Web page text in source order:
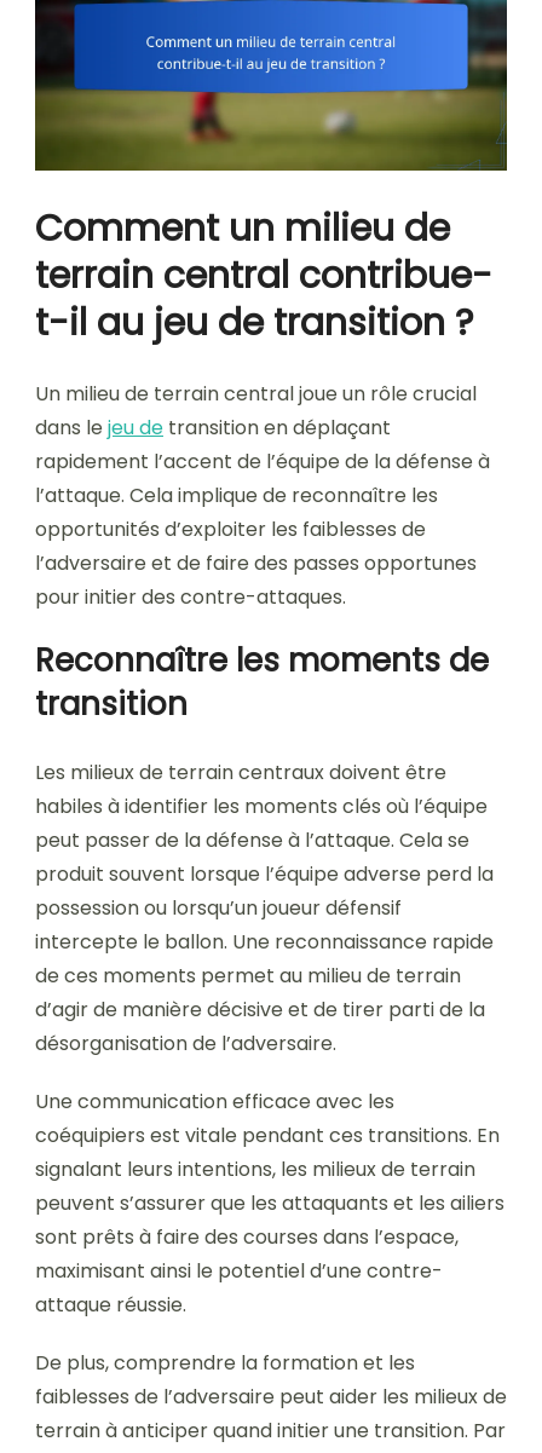
Comment un milieu de
terrain central contribue-
t-il au jeu de transition ?
Un milieu de terrain central joue un rôle crucial
dans le jeu de transition en déplaçant
rapidement l’accent de l’équipe de la défense à
l’attaque. Cela implique de reconnaître les
opportunités d’exploiter les faiblesses de
l’adversaire et de faire des passes opportunes
pour initier des contre-attaques.
Reconnaître les moments de
transition
Les milieux de terrain centraux doivent être
habiles à identifier les moments clés où l’équipe
peut passer de la défense à l’attaque. Cela se
produit souvent lorsque l’équipe adverse perd la
possession ou lorsqu’un joueur défensif
intercepte le ballon. Une reconnaissance rapide
de ces moments permet au milieu de terrain
d’agir de manière décisive et de tirer parti de la
désorganisation de l’adversaire.
Une communication efficace avec les
coéquipiers est vitale pendant ces transitions. En
signalant leurs intentions, les milieux de terrain
peuvent s’assurer que les attaquants et les ailiers
sont prêts à faire des courses dans l’espace,
maximisant ainsi le potentiel d’une contre-
attaque réussie.
De plus, comprendre la formation et les
faiblesses de l’adversaire peut aider les milieux de
terrain à anticiper quand initier une transition. Par